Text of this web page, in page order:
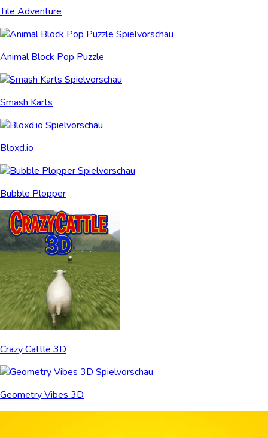
Tile Adventure
Animal Block Pop Puzzle
Smash Karts
Bloxd.io
Bubble Plopper
Crazy Cattle 3D
Geometry Vibes 3D